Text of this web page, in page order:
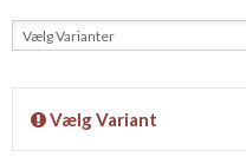
Vælg Varianter
Vælg Variant